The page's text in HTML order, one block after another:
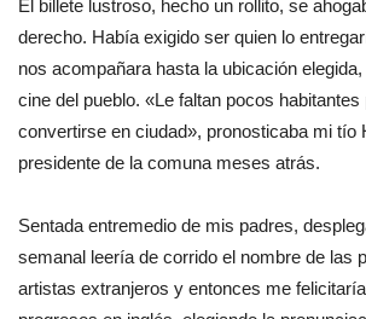
El billete lustroso, hecho un rollito, se
derecho. Había exigido ser quien lo
nos acompañara hasta la ubicación
cine del pueblo. «Le faltan pocos habitantes
convertirse en ciudad», pronosticaba mi tío
presidente de la comuna meses atrás.
Sentada entremedio de mis padres,
semanal leería de corrido el nombre de las
artistas extranjeros y entonces me